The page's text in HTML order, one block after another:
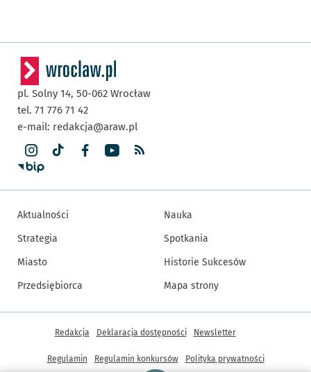
pl. Solny 14, 50-062 Wrocław
tel. 71 776 71 42
e-mail: redakcja@araw.pl
Aktualności
Strategia
Miasto
Przedsiębiorca
Nauka
Spotkania
Historie Sukcesów
Mapa strony
Inne informacje
Redakcja Deklaracja dostępności Newsletter
Regulamin Regulamin konkursów Polityka prywatności